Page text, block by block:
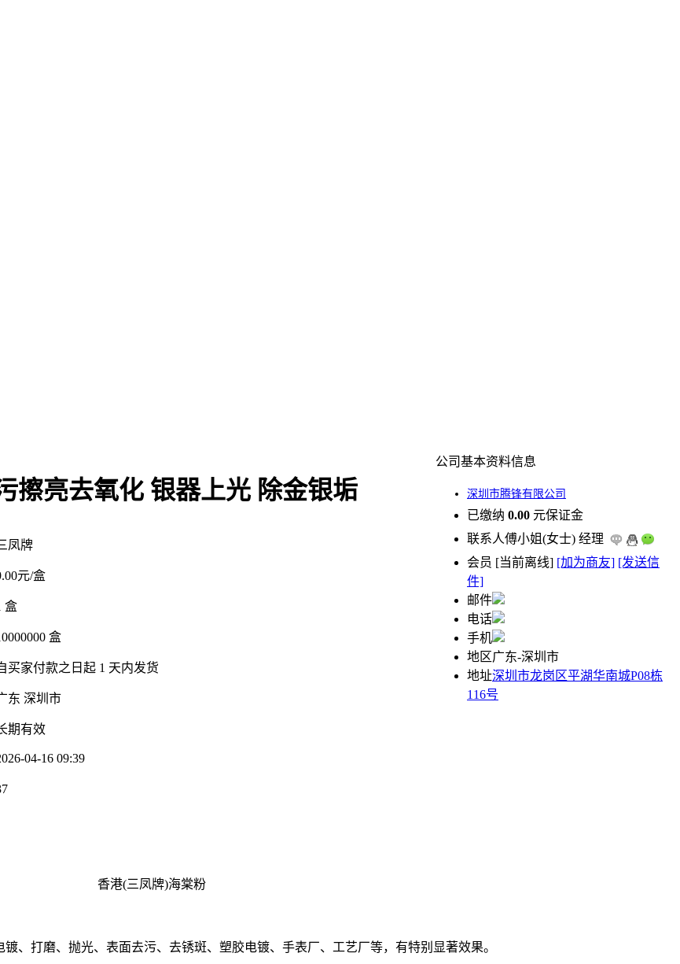
擦亮去氧化 银器上光 除金银垢
凤牌
元/盒
盒
盒
买家付款之日起 1 天内发货
东 深圳市
期有效
04-16 09:39
公司基本资料信息
深圳市腾锋有限公司
已缴纳 0.00 元保证金
联系人傅小姐(女士) 经理
会员 [当前离线] [加为商友] [发送信
件]
邮件
电话
手机
地区广东-深圳市
地址深圳市龙岗区平湖华南城P08栋
116号
香港(三凤牌)海棠粉
、打磨、抛光、表面去污、去锈斑、塑胶电镀、手表厂、工艺厂等，有特别显著效果。